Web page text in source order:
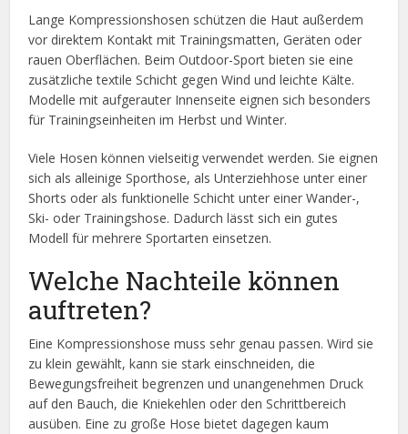
Lange Kompressionshosen schützen die Haut außerdem
vor direktem Kontakt mit Trainingsmatten, Geräten oder
rauen Oberflächen. Beim Outdoor-Sport bieten sie eine
zusätzliche textile Schicht gegen Wind und leichte Kälte.
Modelle mit aufgerauter Innenseite eignen sich besonders
für Trainingseinheiten im Herbst und Winter.
Viele Hosen können vielseitig verwendet werden. Sie eignen
sich als alleinige Sporthose, als Unterziehhose unter einer
Shorts oder als funktionelle Schicht unter einer Wander-,
Ski- oder Trainingshose. Dadurch lässt sich ein gutes
Modell für mehrere Sportarten einsetzen.
Welche Nachteile können
auftreten?
Eine Kompressionshose muss sehr genau passen. Wird sie
zu klein gewählt, kann sie stark einschneiden, die
Bewegungsfreiheit begrenzen und unangenehmen Druck
auf den Bauch, die Kniekehlen oder den Schrittbereich
ausüben. Eine zu große Hose bietet dagegen kaum